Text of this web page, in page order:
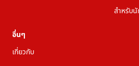
สำหรับ
อื่นๆ
เกี่ยวกับ